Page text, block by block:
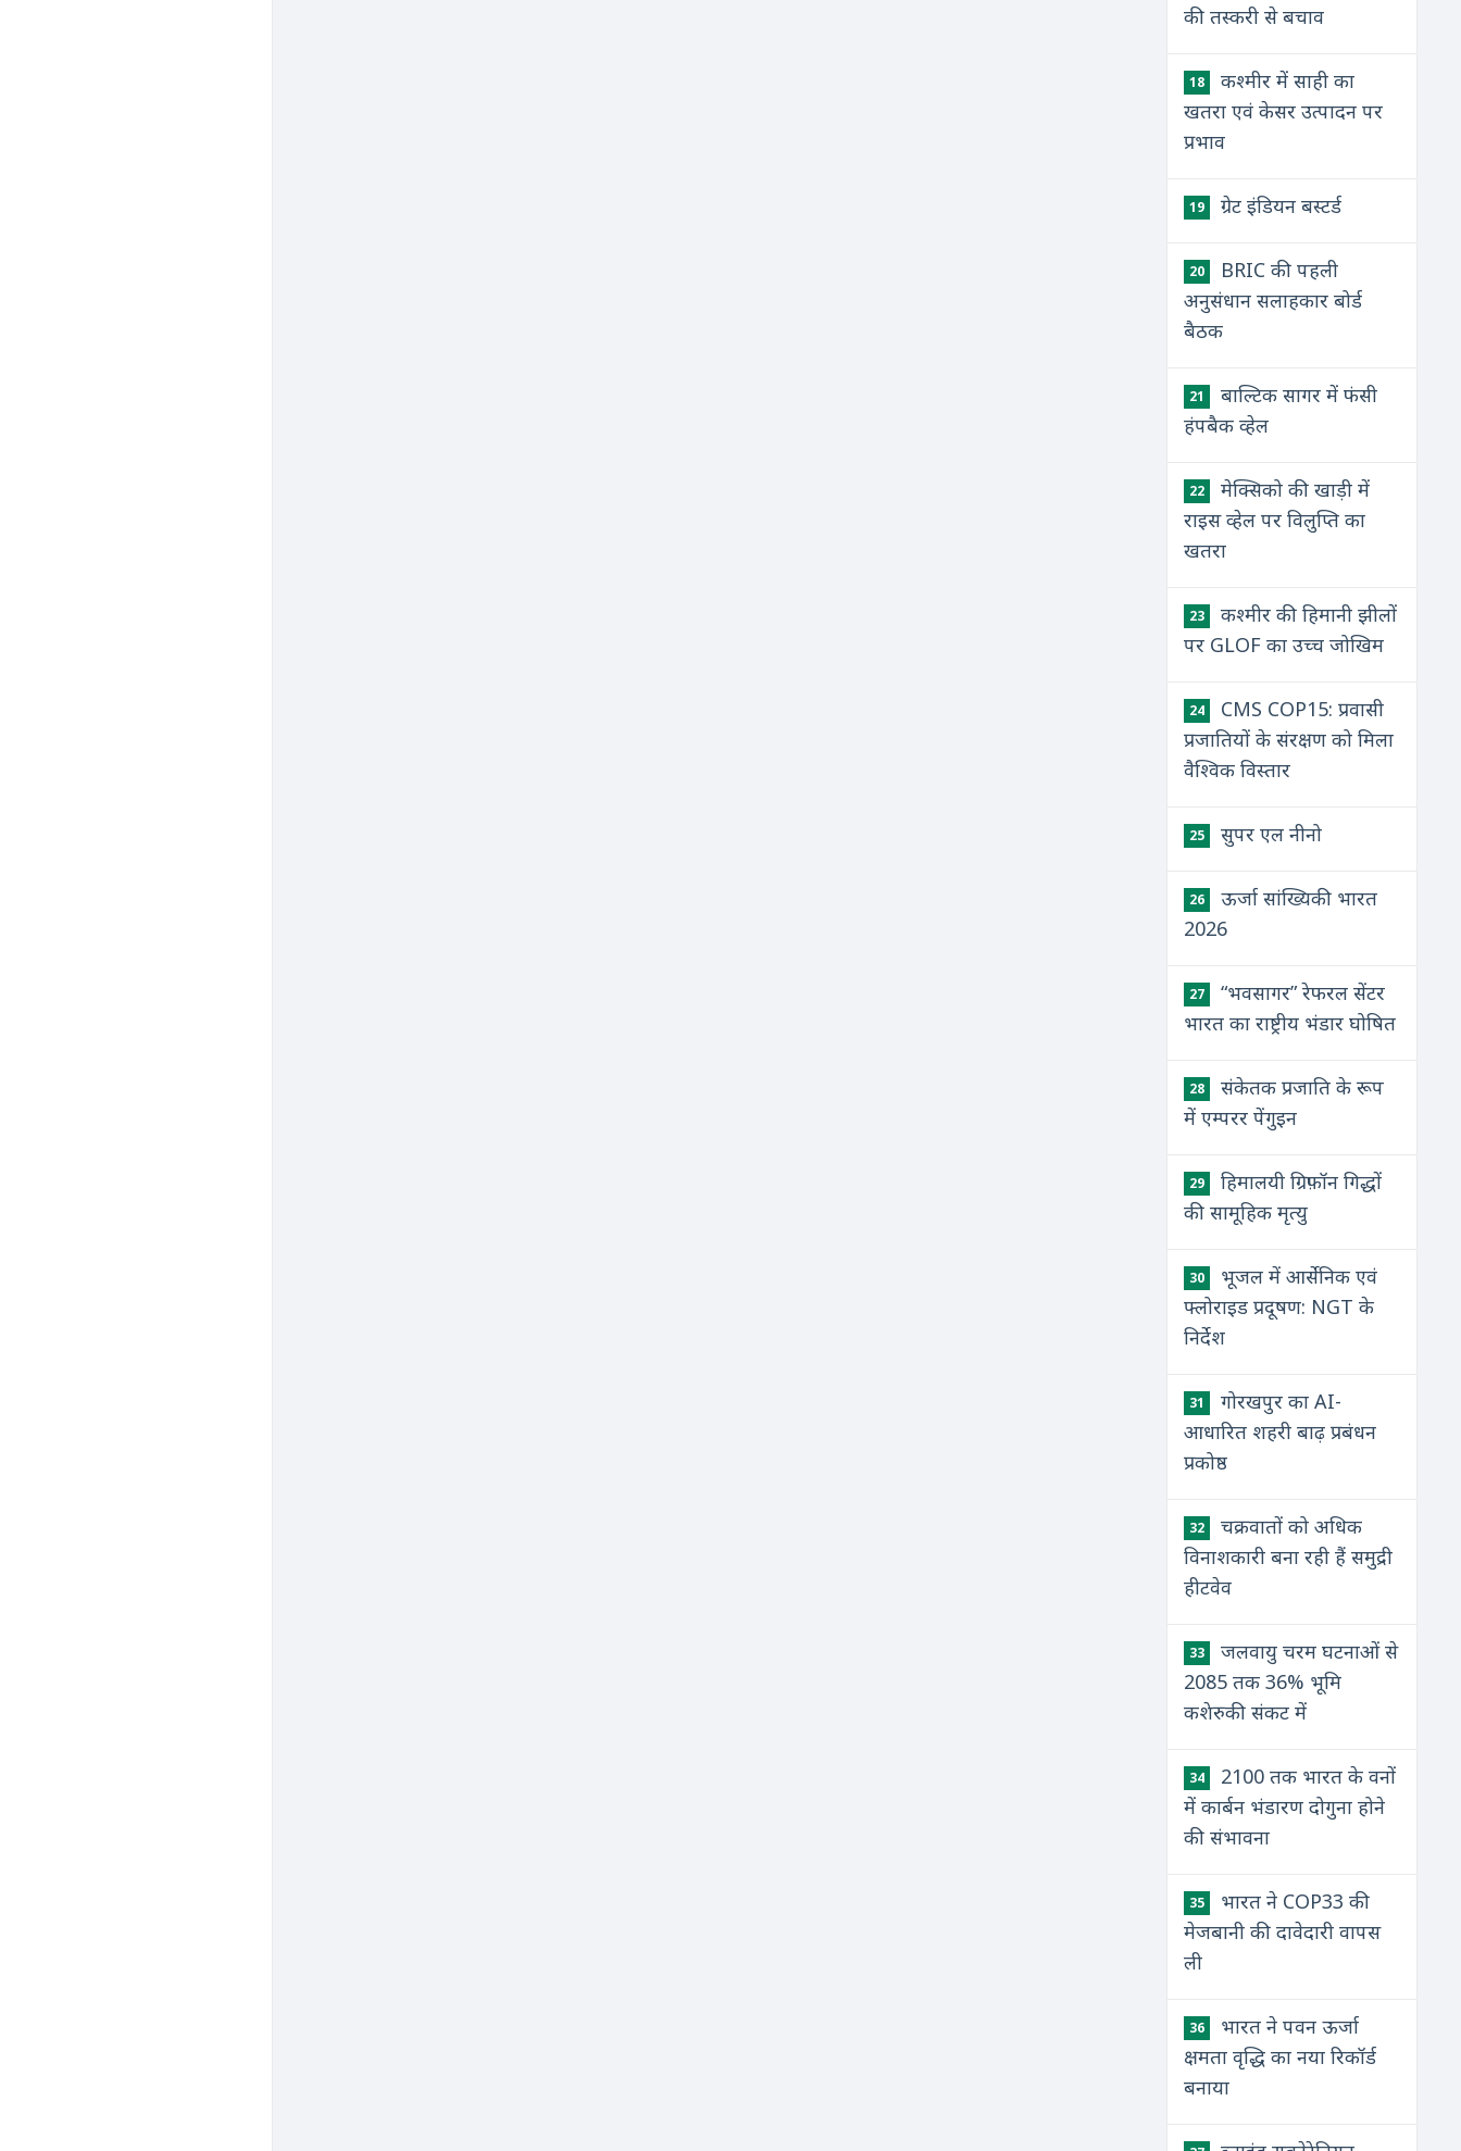
की तस्करी से बचाव
18
कश्मीर में साही का
खतरा एवं केसर उत्पादन पर
प्रभाव
19 ग्रेट इंडियन बस्टर्ड
20
BRIC की पहली
अनुसंधान सलाहकार बोर्ड
बैठक
21
बाल्टिक सागर में फंसी
हंपबैक व्हेल
22
मेक्सिको की खाड़ी में
राइस व्हेल पर विलुप्ति का
खतरा
23
कश्मीर की हिमानी झीलों
पर GLOF का उच्च जोखिम
24
CMS COP15: प्रवासी
प्रजातियों के संरक्षण को मिला
वैश्विक विस्तार
25 सुपर एल नीनो
26
ऊर्जा सांख्यिकी भारत
2026
27
“भवसागर” रेफरल सेंटर
भारत का राष्ट्रीय भंडार घोषित
28
संकेतक प्रजाति के रूप
में एम्परर पेंगुइन
29
हिमालयी ग्रिफ़ॉन गिद्धों
की सामूहिक मृत्यु
30
भूजल में आर्सेनिक एवं
फ्लोराइड प्रदूषण: NGT के
निर्देश
31
गोरखपुर का AI-
आधारित शहरी बाढ़ प्रबंधन
प्रकोष्ठ
32
चक्रवातों को अधिक
विनाशकारी बना रही हैं समुद्री
हीटवेव
33
जलवायु चरम घटनाओं से
2085 तक 36% भूमि
कशेरुकी संकट में
34
2100 तक भारत के वनों
में कार्बन भंडारण दोगुना होने
की संभावना
35
भारत ने COP33 की
मेजबानी की दावेदारी वापस
ली
36
भारत ने पवन ऊर्जा
क्षमता वृद्धि का नया रिकॉर्ड
बनाया